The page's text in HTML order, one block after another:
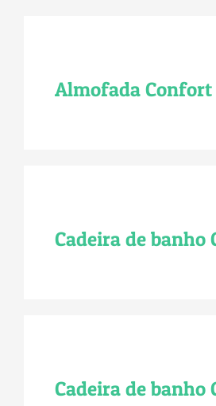
Almofada Confort
Cadeira de banho
Cadeira de banho